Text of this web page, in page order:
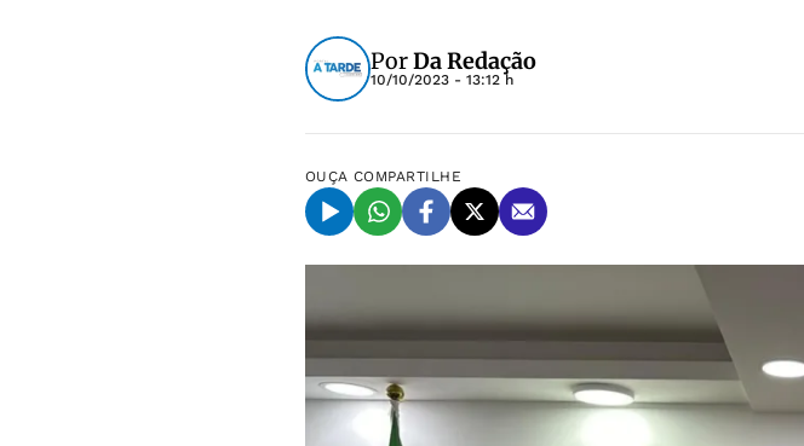
PorDa Redação
10/10/2023 - 13:12 h
OUÇA COMPARTILHE